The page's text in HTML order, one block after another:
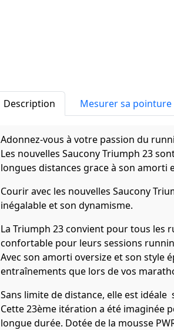
Description Mesurer sa pointure
Adonnez-vous à votre passion du
Les nouvelles Saucony Triumph 23
longues distances grace à son amorti
Courir avec les nouvelles Saucony
inégalable et son dynamisme.
La Triumph 23 convient pour tous
confortable pour leurs sessions
Avec son amorti oversize et son style
entraînements que lors de vos
Sans limite de distance, elle est
Cette 23ème itération a été
longue durée. Dotée de la mousse